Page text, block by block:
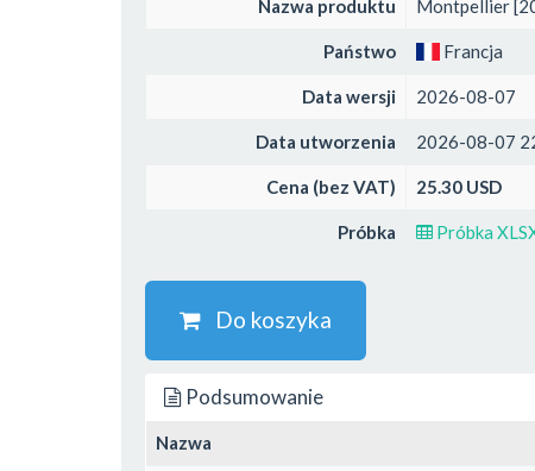
Nazwa produktu Montpellier
Państwo Francja
Data wersji 2026-08-07
Data utworzenia 2026-08-07
Cena (bez VAT) 25.30 USD
Próbka Próbka
Do koszyka
Podsumowanie
Nazwa